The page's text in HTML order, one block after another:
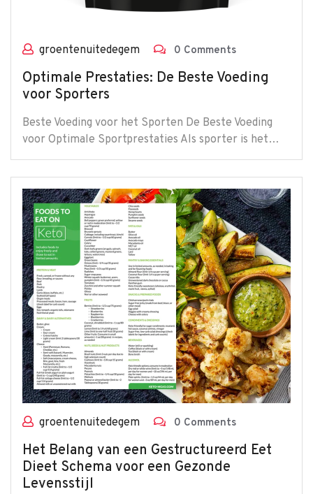
groentenuitedegem 0 Comments
Optimale Prestaties: De Beste Voeding
voor Sporters
Beste Voeding voor het Sporten De Beste Voeding
voor Optimale Sportprestaties Als sporter is het…
groentenuitedegem 0 Comments
Het Belang van een Gestructureerd Eet
Dieet Schema voor een Gezonde
Levensstijl